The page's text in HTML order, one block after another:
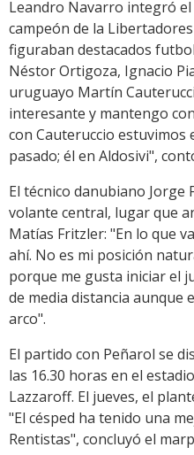
Leandro Navarro integró
campeón de la
figuraban destacados
Néstor Ortigoza, Ignacio
uruguayo Martín
interesante y mantengo
con Cauteruccio estuvimos
pasado; él en Aldosivi",
El técnico danubiano Jorge
volante central, lugar que
Matías Fritzler: "En lo que
ahí. No es mi posición
porque me gusta iniciar el
de media distancia aunque
arco".
El partido con Peñarol se
las 16.30 horas en el
Lazzaroff. El jueves, el
"El césped ha tenido una
Rentistas", concluyó el